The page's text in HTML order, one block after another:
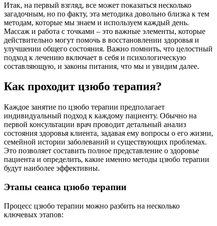
Итак, на первый взгляд, все может показаться несколько
загадочным, но по факту, эта методика довольно близка к тем
методам, которые мы знаем и используем каждый день.
Массаж и работа с точками – это важные элементы, которые
действительно могут помочь в восстановлении здоровья и
улучшении общего состояния. Важно помнить, что целостный
подход к лечению включает в себя и психологическую
составляющую, и законы питания, что мы и увидим далее.
Как проходит цзюбо терапия?
Каждое занятие по цзюбо терапии предполагает
индивидуальный подход к каждому пациенту. Обычно на
первой консультации врач проводит детальный анализ
состояния здоровья клиента, задавая ему вопросы о его жизни,
семейной истории заболеваний и существующих проблемах.
Это позволяет составить полное представление о здоровье
пациента и определить, какие именно методы цзюбо терапии
будут наиболее эффективны.
Этапы сеанса цзюбо терапии
Процесс цзюбо терапии можно разбить на несколько
ключевых этапов: